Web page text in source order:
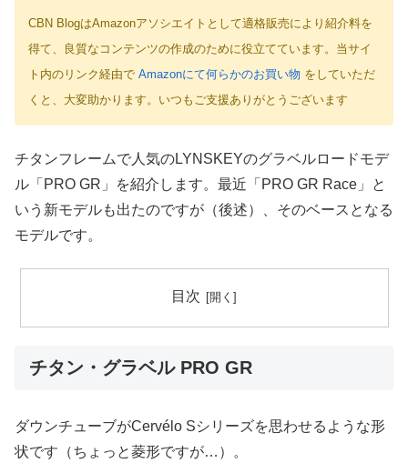
CBN BlogはAmazonアソシエイトとして適格販売により紹介料を
得て、良質なコンテンツの作成のために役立てています。当サイ
ト内のリンク経由で Amazonにて何らかのお買い物 をしていただ
くと、大変助かります。いつもご支援ありがとうございます
チタンフレームで人気のLYNSKEYのグラベルロードモデ
ル「PRO GR」を紹介します。最近「PRO GR Race」と
いう新モデルも出たのですが（後述）、そのベースとなる
モデルです。
目次
チタン・グラベル PRO GR
ダウンチューブがCervélo Sシリーズを思わせるような形
状です（ちょっと菱形ですが…）。